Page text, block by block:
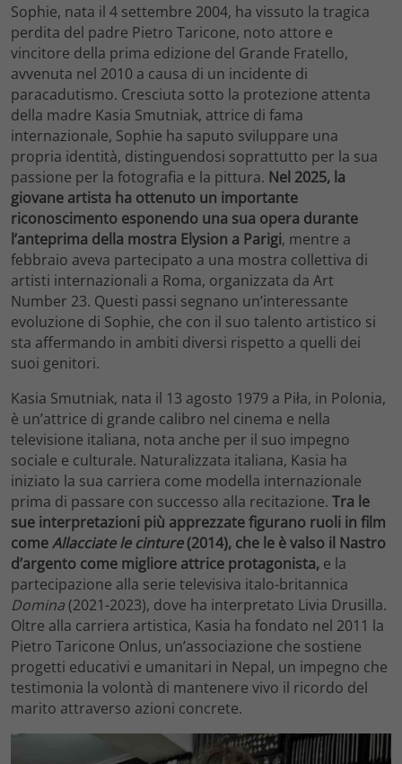
Sophie, nata il 4 settembre 2004, ha vissuto la tragica
perdita del padre Pietro Taricone, noto attore e
vincitore della prima edizione del Grande Fratello,
avvenuta nel 2010 a causa di un incidente di
paracadutismo. Cresciuta sotto la protezione attenta
della madre Kasia Smutniak, attrice di fama
internazionale, Sophie ha saputo sviluppare una
propria identità, distinguendosi soprattutto per la sua
passione per la fotografia e la pittura. Nel 2025, la
giovane artista ha ottenuto un importante
riconoscimento esponendo una sua opera durante
l’anteprima della mostra Elysion a Parigi, mentre a
febbraio aveva partecipato a una mostra collettiva di
artisti internazionali a Roma, organizzata da Art
Number 23. Questi passi segnano un’interessante
evoluzione di Sophie, che con il suo talento artistico si
sta affermando in ambiti diversi rispetto a quelli dei
suoi genitori.
Kasia Smutniak, nata il 13 agosto 1979 a Piła, in Polonia,
è un’attrice di grande calibro nel cinema e nella
televisione italiana, nota anche per il suo impegno
sociale e culturale. Naturalizzata italiana, Kasia ha
iniziato la sua carriera come modella internazionale
prima di passare con successo alla recitazione. Tra le
sue interpretazioni più apprezzate figurano ruoli in film
comeAllacciate le cinture(2014), che le è valso il Nastro
d’argento come migliore attrice protagonista, e la
partecipazione alla serie televisiva italo-britannica
Domina(2021-2023), dove ha interpretato Livia Drusilla.
Oltre alla carriera artistica, Kasia ha fondato nel 2011 la
Pietro Taricone Onlus, un’associazione che sostiene
progetti educativi e umanitari in Nepal, un impegno che
testimonia la volontà di mantenere vivo il ricordo del
marito attraverso azioni concrete.